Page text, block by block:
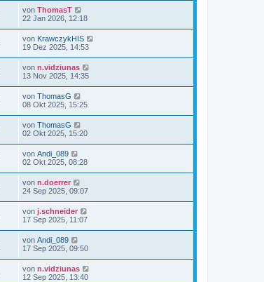
von ThomasT
22 Jan 2026, 12:18
von KrawczykHIS
19 Dez 2025, 14:53
von n.vidziunas
13 Nov 2025, 14:35
von ThomasG
08 Okt 2025, 15:25
von ThomasG
02 Okt 2025, 15:20
von Andi_089
02 Okt 2025, 08:28
von n.doerrer
24 Sep 2025, 09:07
von j.schneider
17 Sep 2025, 11:07
von Andi_089
17 Sep 2025, 09:50
von n.vidziunas
12 Sep 2025, 13:40